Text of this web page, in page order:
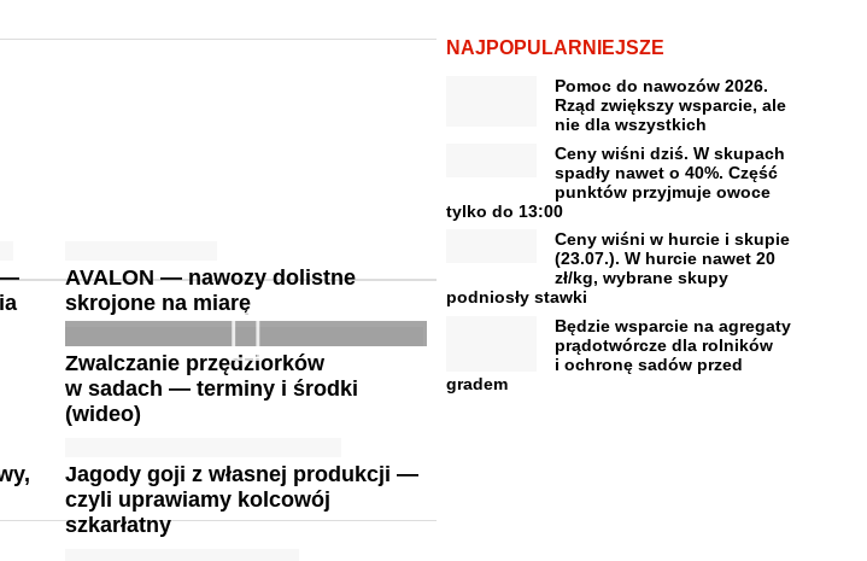
—
AVALON — nawozy dolistne
skrojone na miarę
Zwalczanie przędziorków
w sadach — terminy i środki
(wideo)
Jagody goji z własnej produkcji —
czyli uprawiamy kolcowój
szkarłatny
NAJPOPULARNIEJSZE
Pomoc do nawozów 2026.
Rząd zwiększy wsparcie, ale
nie dla wszystkich
Ceny wiśni dziś. W skupach
spadły nawet o 40%. Część
punktów przyjmuje owoce
tylko do 13:00
Ceny wiśni w hurcie i skupie
(23.07.). W hurcie nawet 20
zł/kg, wybrane skupy
podniosły stawki
Będzie wsparcie na agregaty
prądotwórcze dla rolników
i ochronę sadów przed
gradem